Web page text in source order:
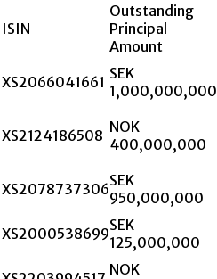
ISIN
Outstanding
Principal
Amount
XS2066041661 SEK
1,000,000,000
XS2124186508 NOK
400,000,000
XS2078737306SEK
950,000,000
XS2000538699SEK
125,000,000
NOK